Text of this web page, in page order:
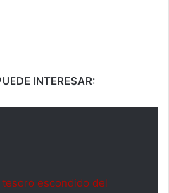
INTERESAR:
escondido del